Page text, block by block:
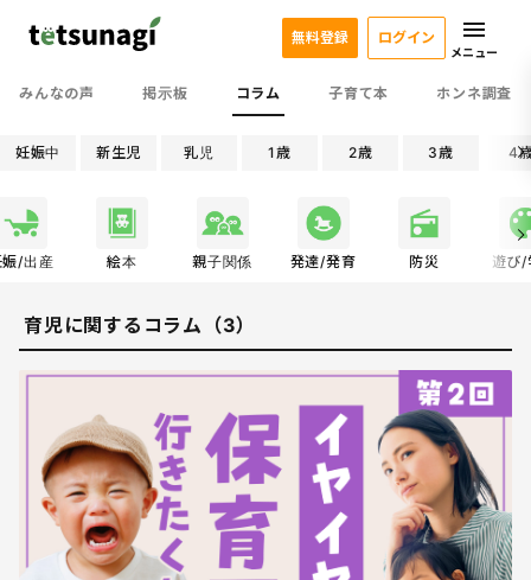
みんなの声 掲示板 コラム 子育て本 ホンネ調査
無料登録 ログイン
メニュー
妊娠中 新生児 乳児 1歳 2歳 3歳 4
娠/出産 絵本 親子関係 発達/発育 防災 遊び/
育児に関するコラム（3）